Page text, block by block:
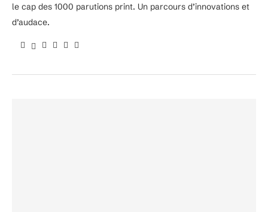
le cap des 1000 parutions print. Un parcours d’innovations et
d’audace.